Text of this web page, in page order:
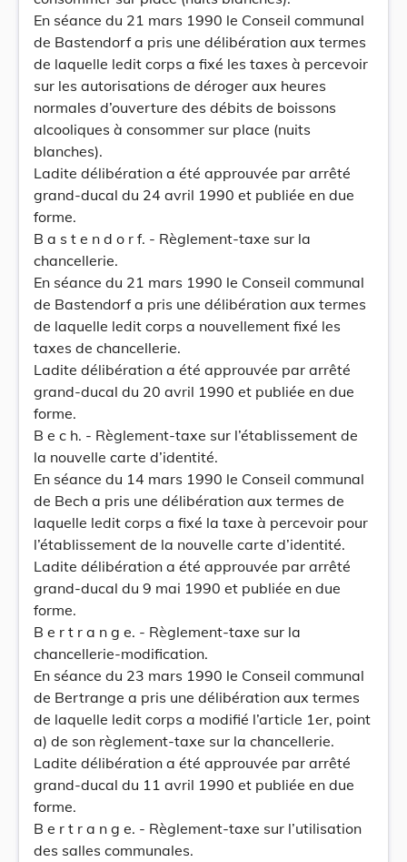
En séance du 21 mars 1990 le Conseil communal
de Bastendorf a pris une délibération aux termes
de laquelle ledit corps a fixé les taxes à percevoir
sur les autorisations de déroger aux heures
normales d’ouverture des débits de boissons
alcooliques à consommer sur place (nuits
blanches).
Ladite délibération a été approuvée par arrêté
grand-ducal du 24 avril 1990 et publiée en due
forme.
B a s t e n d o r f. - Règlement-taxe sur la
chancellerie.
En séance du 21 mars 1990 le Conseil communal
de Bastendorf a pris une délibération aux termes
de laquelle ledit corps a nouvellement fixé les
taxes de chancellerie.
Ladite délibération a été approuvée par arrêté
grand-ducal du 20 avril 1990 et publiée en due
forme.
B e c h. - Règlement-taxe sur l’établissement de
la nouvelle carte d’identité.
En séance du 14 mars 1990 le Conseil communal
de Bech a pris une délibération aux termes de
laquelle ledit corps a fixé la taxe à percevoir pour
l’établissement de la nouvelle carte d’identité.
Ladite délibération a été approuvée par arrêté
grand-ducal du 9 mai 1990 et publiée en due
forme.
B e r t r a n g e. - Règlement-taxe sur la
chancellerie-modification.
En séance du 23 mars 1990 le Conseil communal
de Bertrange a pris une délibération aux termes
de laquelle ledit corps a modifié l’article 1er, point
a) de son règlement-taxe sur la chancellerie.
Ladite délibération a été approuvée par arrêté
grand-ducal du 11 avril 1990 et publiée en due
forme.
B e r t r a n g e. - Règlement-taxe sur l’utilisation
des salles communales.